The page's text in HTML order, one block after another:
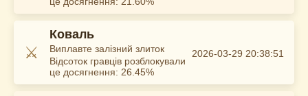
⚔️
Коваль
Виплавте залізний злиток
Відсоток гравців розблокували
це досягнення: 26.45%
2026-03-29 20:38:51